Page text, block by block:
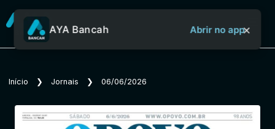
Sobre o Aya Bancah
Início
AYA Bancah Abrir no app×
Início ❯ Jornais ❯ 06/06/2026